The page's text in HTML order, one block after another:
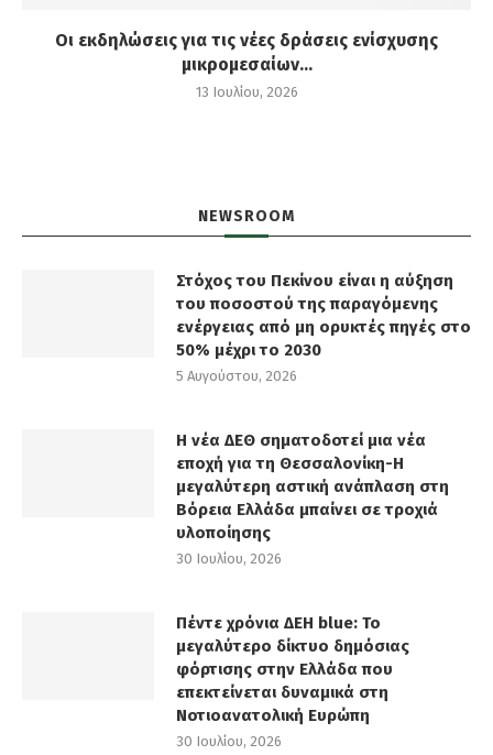
Οι εκδηλώσεις για τις νέες δράσεις ενίσχυσης
μικρομεσαίων...
13 Ιουλίου, 2026
NEWSROOM
Στόχος του Πεκίνου είναι η αύξηση
του ποσοστού της παραγόμενης
ενέργειας από μη ορυκτές πηγές στο
50% μέχρι το 2030
5 Αυγούστου, 2026
Η νέα ΔΕΘ σηματοδοτεί μια νέα
εποχή για τη Θεσσαλονίκη-Η
μεγαλύτερη αστική ανάπλαση στη
Βόρεια Ελλάδα μπαίνει σε τροχιά
υλοποίησης
30 Ιουλίου, 2026
Πέντε χρόνια ΔΕΗ blue: Το
μεγαλύτερο δίκτυο δημόσιας
φόρτισης στην Ελλάδα που
επεκτείνεται δυναμικά στη
Νοτιοανατολική Ευρώπη
30 Ιουλίου, 2026